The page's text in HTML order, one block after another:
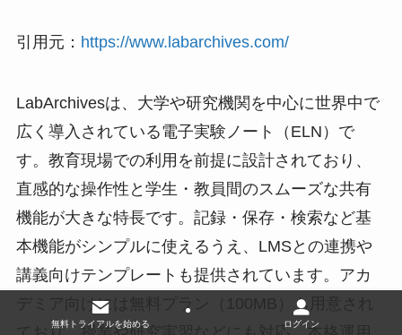
引用元： https://www.labarchives.com/
LabArchivesは、大学や研究機関を中心に世界中で
広く導入されている電子実験ノート（ELN）で
す。教育現場での利用を前提に設計されており、
直感的な操作性と学生・教員間のスムーズな共有
機能が大きな特長です。記録・保存・検索など基
本機能がシンプルに使えるうえ、LMSとの連携や
講義向けテンプレートも提供されています。アカ
デミア向けには無料プラン（100MB）も用意され
無料トライアルを始める ログイン